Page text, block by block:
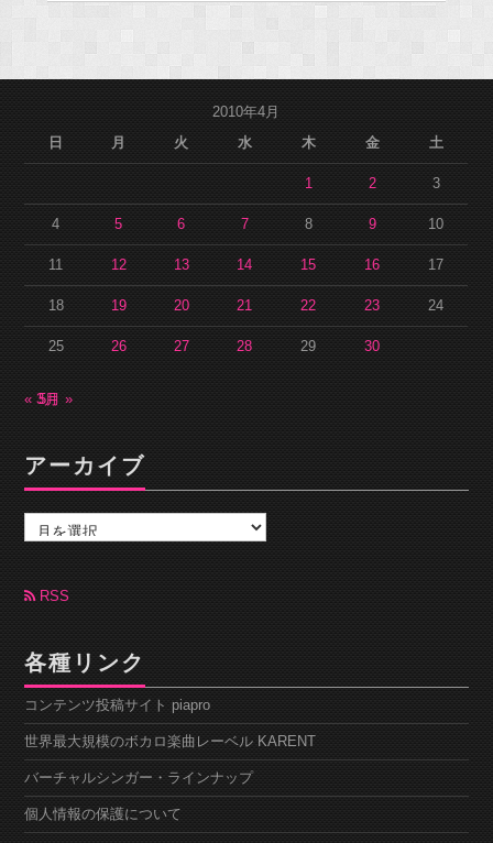
2010年4月
日
月 火 水 木 金 土
1 2 3
4 5 6 7 8 9 10
11 12 13 14 15 16 17
18 19 20 21 22 23 24
25 26 27 28 29 30
« 3月5月 »
アーカイブ
カ
ブ RSS
各種リンク
コンテンツ投稿サイト piapro
世界最大規模のボカロ楽曲レーベル KARENT
バーチャルシンガー・ラインナップ
個人情報の保護について